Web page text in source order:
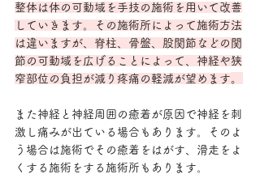
整体は体の可動域を手技の施術を用いて改善
していきます。その施術所によって施術方法
は違いますが、脊柱、骨盤、股関節などの関
節の可動域を広げることによって、神経や狭
窄部位の負担が減り疼痛の軽減が望めます
また神経と神経周囲の癒着が原因で神経を刺
激し痛みが出ている場合もあります。そのよ
う場合は施術でその癒着をはがす、滑走をよ
くする施術をする施術所もあります。